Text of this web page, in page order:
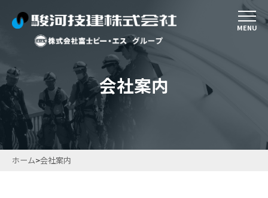
MENU
会社案内
ホーム>会社案内